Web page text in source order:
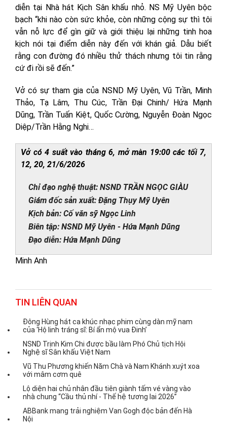
diễn tại Nhà hát Kịch Sân khấu nhỏ. NS Mỹ Uyên bộc
bạch “khi nào còn sức khỏe, còn những cộng sự thì tôi
vẫn nỗ lực để gìn giữ và giới thiệu lại những tinh hoa
kịch nói tại điểm diễn này đến với khán giả. Dẫu biết
rằng con đường đó nhiều thử thách nhưng tôi tin rằng
cứ đi rồi sẽ đến.”
Vở có sự tham gia của NSND Mỹ Uyên, Vũ Trần, Minh
Thảo, Tạ Lâm, Thu Cúc, Trần Đại Chinh/ Hứa Mạnh
Dũng, Trần Tuấn Kiệt, Quốc Cường, Nguyễn Đoàn Ngọc
Diệp/Trần Hằng Nghi…
Vở có 4 suất vào tháng 6, mở màn 19:00 các tối 7,
12, 20, 21/6/2026
Chỉ đạo nghệ thuật: NSND TRẦN NGỌC GIÀU
Giám đốc sản xuất: Đặng Thụy Mỹ Uyên
Kịch bản: Cố văn sỹ Ngọc Linh
Biên tập: NSND Mỹ Uyên - Hứa Mạnh Dũng
Đạo diễn: Hứa Mạnh Dũng
Minh Anh
TIN LIÊN QUAN
Đông Hùng hát ca khúc nhạc phim cùng dàn mỹ nam
của ‘Hộ linh tráng sĩ: Bí ẩn mộ vua Đinh’
NSND Trịnh Kim Chi được bầu làm Phó Chủ tịch Hội
Nghệ sĩ Sân khấu Việt Nam
Vũ Thu Phương khiến Năm Chà và Nam Khánh xuýt xoa
với mâm cơm quê
Lộ diện hai chủ nhân đầu tiên giành tấm vé vàng vào
nhà chung “Cầu thủ nhí - Thế hệ tương lai 2026”
ABBank mang trải nghiệm Van Gogh độc bản đến Hà
Nội